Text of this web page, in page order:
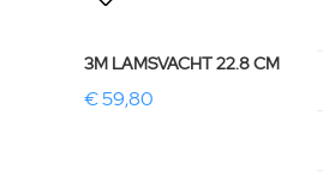
3M LAMSVACHT 22.8 CM
€ 59,80